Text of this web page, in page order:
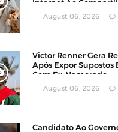
Internet Ao
Luta Contra O Câncer
August 06, 2026
Victor Renner Gera
Após Expor Supostos
Com Ex-Namorado
August 06, 2026
Candidato Ao